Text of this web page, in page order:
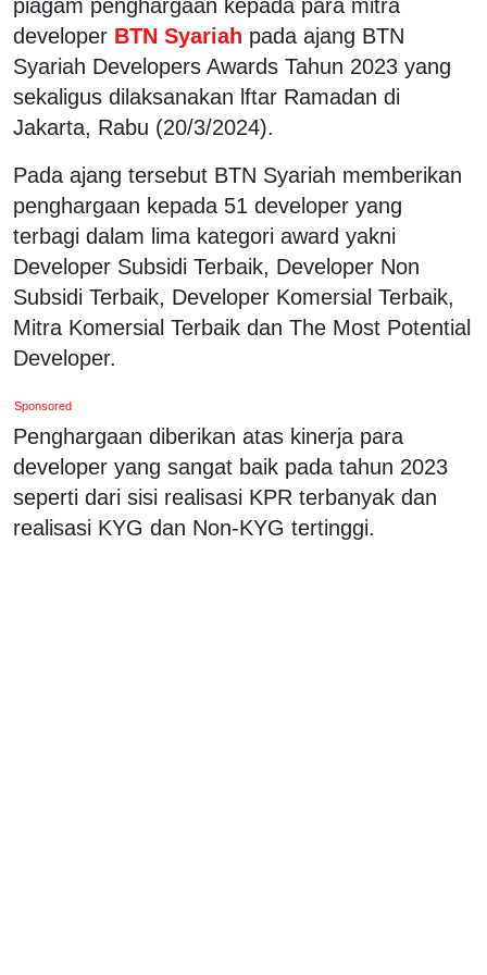
piagam penghargaan kepada para mitra
developer BTN Syariah pada ajang BTN
Syariah Developers Awards Tahun 2023 yang
sekaligus dilaksanakan lftar Ramadan di
Jakarta, Rabu (20/3/2024).
Pada ajang tersebut BTN Syariah memberikan
penghargaan kepada 51 developer yang
terbagi dalam lima kategori award yakni
Developer Subsidi Terbaik, Developer Non
Subsidi Terbaik, Developer Komersial Terbaik,
Mitra Komersial Terbaik dan The Most Potential
Developer.
Sponsored
Penghargaan diberikan atas kinerja para
developer yang sangat baik pada tahun 2023
seperti dari sisi realisasi KPR terbanyak dan
realisasi KYG dan Non-KYG tertinggi.